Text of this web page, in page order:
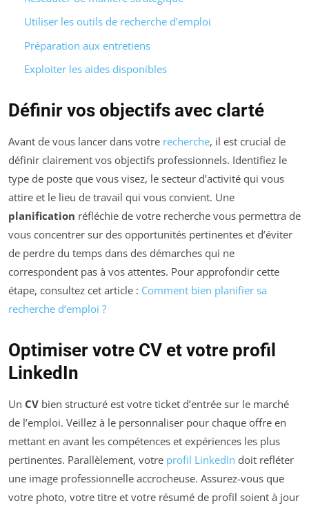
Utiliser les outils de recherche d’emploi
Préparation aux entretiens
Exploiter les aides disponibles
Définir vos objectifs avec clarté
Avant de vous lancer dans votre recherche, il est crucial de
définir clairement vos objectifs professionnels. Identifiez le
type de poste que vous visez, le secteur d’activité qui vous
attire et le lieu de travail qui vous convient. Une
planification réfléchie de votre recherche vous permettra de
vous concentrer sur des opportunités pertinentes et d’éviter
de perdre du temps dans des démarches qui ne
correspondent pas à vos attentes. Pour approfondir cette
étape, consultez cet article : Comment bien planifier sa
recherche d’emploi ?
Optimiser votre CV et votre profil
LinkedIn
Un CV bien structuré est votre ticket d’entrée sur le marché
de l’emploi. Veillez à le personnaliser pour chaque offre en
mettant en avant les compétences et expériences les plus
pertinentes. Parallèlement, votre profil LinkedIn doit refléter
une image professionnelle accrocheuse. Assurez-vous que
votre photo, votre titre et votre résumé de profil soient à jour